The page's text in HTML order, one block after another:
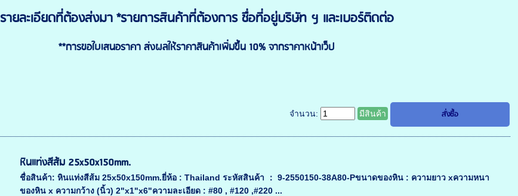
รายละเอียดที่ต้องส่งมา*รายการสินค้าที่ต้องการ ชื่อที่อยู่บริษัท ฯ และเบอร์ติดต่อ
**การขอใบเสนอราคา ส่งผลให้ราคาสินค้าเพิ่มขึ้น 10% จากราคาหน้าเว็ป
จำนวน: มีสินค้า
หินแท่งสีส้ม 25x50x150mm.
ชื่อสินค้า: หินแท่งสีส้ม 25x50x150mm.ยี่ห้อ : Thailand ระหัสสินค้า ： 9-2550150-38A80-Pขนาดของหิน : ความยาว xความหนา
ของหิน x ความกว้าง (นิ้ว) 2"x1"x6"ความละเอียด : #80 , #120 ,#220 ...